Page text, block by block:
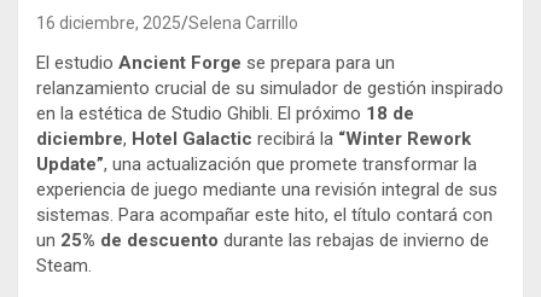
16 diciembre, 2025 Selena Carrillo
El estudio Ancient Forge se prepara para un
relanzamiento crucial de su simulador de gestión inspirado
en la estética de Studio Ghibli. El próximo 18 de
diciembre, Hotel Galactic recibirá la “Winter Rework
Update”, una actualización que promete transformar la
experiencia de juego mediante una revisión integral de sus
sistemas. Para acompañar este hito, el título contará con
un 25% de descuento durante las rebajas de invierno de
Steam.